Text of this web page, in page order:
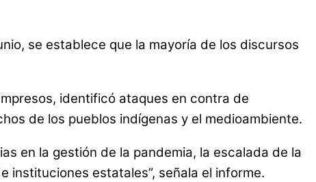
se establece que la mayoría de los discursos
identificó ataques en contra de
de los pueblos indígenas y el medioambiente.
en la gestión de la pandemia, la escalada de la
estatales”, señala el informe.